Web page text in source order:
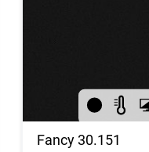
Fancy 30.151